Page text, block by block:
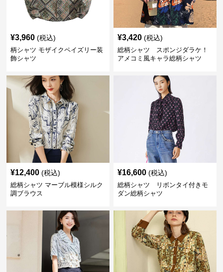
¥3,960 (税込)
柄シャツ モザイクペイズリー装
飾シャツ
¥3,420 (税込)
総柄シャツ スポンジダラケ！
アメコミ風キャラ総柄シャツ
¥12,400 (税込)
総柄シャツ マーブル模様シルク
調ブラウス
¥16,600 (税込)
総柄シャツ リボンタイ付きモ
ダン総柄シャツ